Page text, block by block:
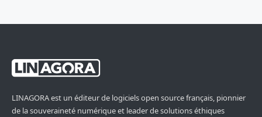
LINAGORA est un éditeur de logiciels open source français, pionnier
de la souveraineté numérique et leader de solutions éthiques